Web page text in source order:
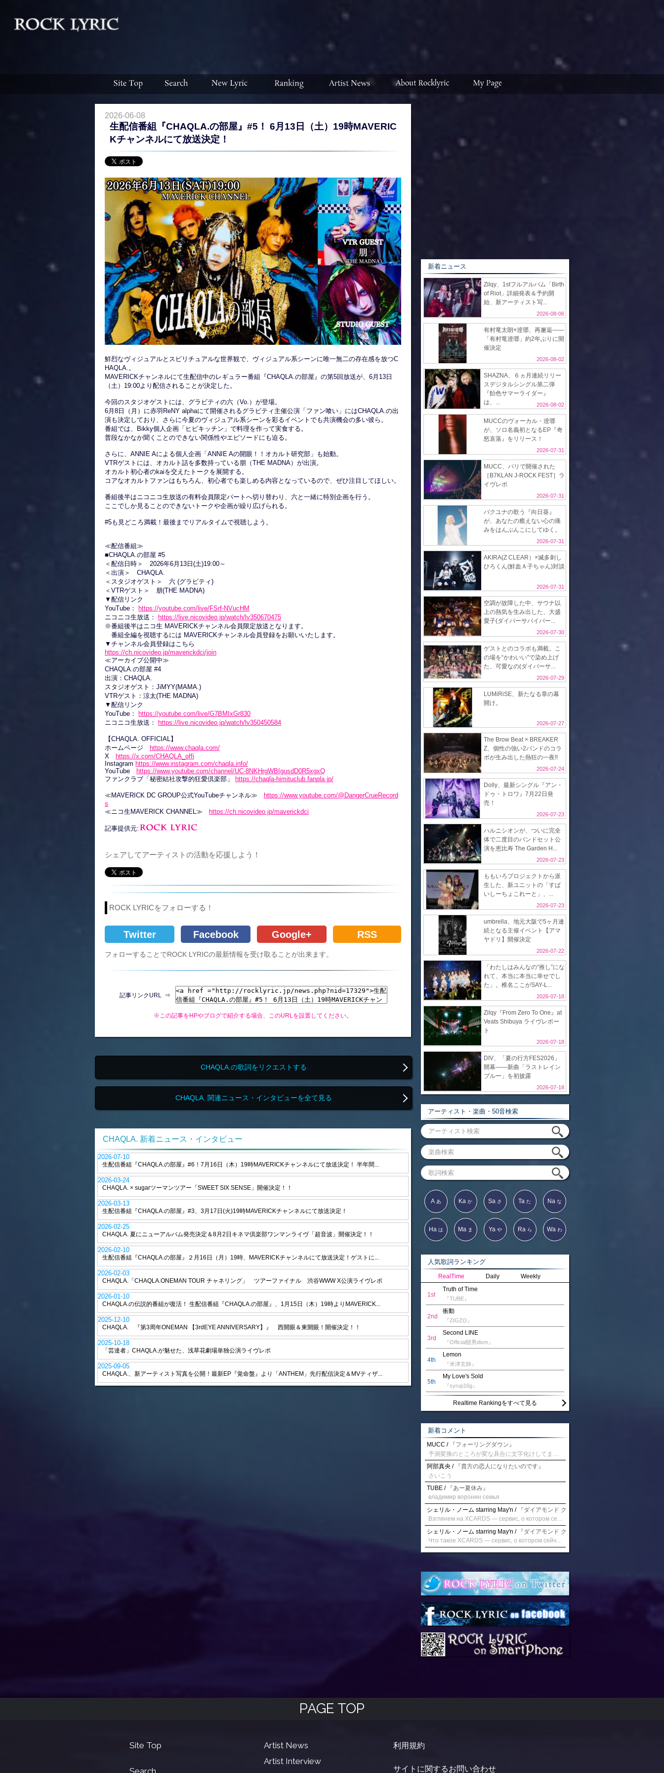
2026-06-08
生配信番組『CHAQLA.の部屋』#5！ 6月13日（土）19時MAVERIC
Kチャンネルにて放送決定！
鮮烈なヴィジュアルとスピリチュアルな世界観で、ヴィジュアル系シーンに唯一無二の存在感を放つC
HAQLA.。
MAVERICKチャンネルにて生配信中のレギュラー番組『CHAQLA.の部屋』の第5回放送が、6月13日
（土）19:00より配信されることが決定した。
今回のスタジオゲストには、グラビティの六（Vo.）が登場。
6月8日（月）に赤羽ReNY alphaにて開催されるグラビティ主催公演「ファン喰い」にはCHAQLA.の出
演も決定しており、さらに今夏のヴィジュアル系シーンを彩るイベントでも共演機会の多い彼ら。
番組では、Bikky個人企画「ヒビキッチン」で料理を作って実食する。
普段なかなか聞くことのできない関係性やエピソードにも迫る。
さらに、ANNIE Aによる個人企画「ANNIE Aの開眼！！オカルト研究部」も始動。
VTRゲストには、オカルト話を多数持っている朋（THE MADNA）が出演。
オカルト初心者のkaiを交えたトークを展開する。
コアなオカルトファンはもちろん、初心者でも楽しめる内容となっているので、ぜひ注目してほしい。
番組後半はニコニコ生放送の有料会員限定パートへ切り替わり、六と一緒に特別企画を行う。
ここでしか見ることのできないトークや企画が繰り広げられる。
#5も見どころ満載！最後までリアルタイムで視聴しよう。
≪配信番組≫
■CHAQLA.の部屋 #5
＜配信日時＞ 2026年6月13日(土)19:00～
＜出演＞ CHAQLA.
＜スタジオゲスト＞ 六 (グラビティ)
＜VTRゲスト＞ 朋(THE MADNA)
▼配信リンク
YouTube：
https://youtube.com/live/FSrf-NVucHM
ニコニコ生放送：
https://live.nicovideo.jp/watch/lv350670475
※番組後半はニコ生 MAVERICKチャンネル会員限定放送となります。
番組全編を視聴するには MAVERICKチャンネル会員登録をお願いいたします。
▼チャンネル会員登録はこちら
https://ch.nicovideo.jp/maverickdci/join
≪アーカイブ公開中≫
CHAQLA.の部屋 #4
出演：CHAQLA.
スタジオゲスト：JiMYY(MAMA.)
VTRゲスト：涼太(THE MADNA)
▼配信リンク
YouTube：
https://youtube.com/live/G7BMIxGr830
ニコニコ生放送：
https://live.nicovideo.jp/watch/lv350450584
【CHAQLA. OFFICIAL】
ホームページ
https://www.chaqla.com/
X
https://x.com/CHAQLA_offi
Instagram https://www.instagram.com/chaqla.info/
YouTube
https://www.youtube.com/channel/UC-8NKHrgWBIgusdD0R5xgxQ
ファンクラブ「秘密結社攻撃的狂愛倶楽部」
https://chaqla-himituclub.fanpla.jp/
≪MAVERICK DC GROUP公式YouTubeチャンネル≫
https://www.youtube.com/@DangerCrueRecord
s
≪ニコ生MAVERICK CHANNEL≫
https://ch.nicovideo.jp/maverickdci
記事提供元:
シェアしてアーティストの活動を応援しよう！
ROCK LYRICをフォローする！
Twitter Facebook Google+ RSS
フォローすることでROCK LYRICの最新情報を受け取ることが出来ます。
記事リンクURL ⇒
※この記事をHPやブログで紹介する場合、このURLを設置してください。
CHAQLA.の歌詞をリクエストする
CHAQLA. 関連ニュース・インタビューを全て見る
CHAQLA. 新着ニュース・インタビュー
2026-07-10
生配信番組『CHAQLA.の部屋』#6！7月16日（木）19時MAVERICKチャンネルにて放送決定！ 半年間...
2026-03-24
CHAQLA. × sugarツーマンツアー「SWEET SIX SENSE」開催決定！！
2026-03-13
生配信番組『CHAQLA.の部屋』#3、3月17日(火)19時MAVERICKチャンネルにて放送決定！
2026-02-25
CHAQLA. 夏にニューアルバム発売決定＆8月2日キネマ倶楽部ワンマンライヴ「超音波」開催決定！！
2026-02-10
生配信番組『CHAQLA.の部屋』２月16日（月）19時、MAVERICKチャンネルにて放送決定！ゲストに...
2026-02-03
CHAQLA.「CHAQLA.ONEMAN TOUR チャネリング」 ツアーファイナル 渋谷WWW X公演ライヴレポ
2026-01-10
CHAQLA.の伝説的番組が復活！ 生配信番組『CHAQLA.の部屋』、1月15日（木）19時よりMAVERICK...
2025-12-10
CHAQLA. 『第3周年ONEMAN 【3rdEYE ANNIVERSARY】』 西開眼＆東開眼！開催決定！！
2025-10-18
「芸達者」CHAQLA.が魅せた、浅草花劇場単独公演ライヴレポ
2025-09-05
CHAQLA.、新アーティスト写真を公開！最新EP『覚命盤』より「ANTHEM」先行配信決定＆MVティザ...
新着ニュース
Zilqy、1stフルアルバム「Birth
of Riot」詳細発表＆予約開
始、新アーティスト写...
2026-08-06
有村竜太朗×逹瑯、再邂逅――
「有村竜逹瑯」約2年ぶりに開
催決定
2026-08-02
SHAZNA、６ヵ月連続リリー
スデジタルシングル第二弾
『飴色サマーライダー』
は、...
2026-08-02
MUCCのヴォーカル・逹瑯
が、ソロ名義初となるEP『奇
怒哀落』をリリース！
2026-07-31
MUCC、パリで開催された
［B7KLAN J-ROCK FEST］ラ
イヴレポ
2026-07-31
パクユナの歌う『向日葵』
が、あなたの癒えない心の痛
みをはんぶんこにしてゆく。
2026-07-31
AKIRA(Z CLEAR）×滅多刺し
ひろくん(鮮血Ａ子ちゃん)対談
2026-07-31
空調が故障した中、サウナ以
上の熱気を生み出した、大盛
愛子(ダイバーサバイバー...
2026-07-30
ゲストとのコラボも満載。こ
の場を“かわいい”で染め上げ
た、可愛なの(ダイバーサ...
2026-07-29
LUMiRiSE、新たなる章の幕
開け。
2026-07-27
The Brow Beat × BREAKER
Z、個性の強い2バンドのコラ
ボが生み出した熱狂の一夜!!
2026-07-24
Dolly、最新シングル『アン・
ドゥ・トロワ』7月22日発
売！
2026-07-23
ハルニシオンが、ついに完全
体で二度目のバンドセット公
演を恵比寿 The Garden H...
2026-07-23
ももいろプロジェクトから派
生した、新ユニットの「すぱ
いしーちょこれーと」、...
2026-07-23
umbrella、地元大阪で5ヶ月連
続となる主催イベント【アマ
ヤドリ】開催決定
2026-07-22
「わたしはみんなの“推し”にな
れて、本当に本当に幸せでし
た」。椎名ここがSAY-L...
2026-07-18
Zilqy『From Zero To One』at
Veats Shibuya ライヴレポー
ト
2026-07-18
DIV、「夏の行方FES2026」
開幕――新曲「ラストレイン
ブルー」を初披露
2026-07-18
アーティスト・楽曲・50音検索
A あ Ka か Sa さ Ta た Na な
Ha は Ma ま Ya や Ra ら Wa わ
人気歌詞ランキング
RealTime Daily Weekly
1st
Truth of Time
『TUBE』
2nd
衝動
『ZIGZO』
3rd
Second LINE
『Official髭男dism』
4th
Lemon
『米津玄師』
5th
My Love's Sold
『syrup16g』
Realtime Rankingをすべて見る
新着コメント
MUCC / 『フォーリングダウン』
阿部真央 / 『貴方の恋人になりたいのです』
さいこう
TUBE / 『あー夏休み』
владимир воронин семья
シェリル・ノーム starring May'n / 『ダイアモンド クレバス/射手座☆午後九時 Don't be
シェリル・ノーム starring May'n / 『ダイアモンド クレバス/射手座☆午後九時 Don't be
Что такое XCARDS — сервис, о котором сейчас говорят. Буквально на днях заметил о интересный бренд XCARDS, он помогает создавать онлайн карты чтобы управлять бюджетами. Ключевые преимущества: Выпуск занимает всего считанные минуты. Платформа даёт возможность оформить множество карт для разных целей. Есть поддержка в любое время суток включая персонального менеджера. Есть контроль без задержек — транзакции, уведомления, аналитика — всё под рукой. Возможные нюансы: Регистрация: европейская юрисдикция — желательно убедиться, что сервис можно использовать без нарушений. Финансовые условия: возможно, есть скрытые комиссии, поэтому лучше внимательно прочитать договор. Отзывы пользователей: по отзывам поддержка работает быстро. Надёжность системы: внедрены базовые меры безопасности, но всё равно советую не хранить большие суммы на карте. Вывод: В целом платформа кажется отличным помощником для маркетологов. Платформа сочетает скорость, удобство и гибкость. Как вы думаете? Пользовались ли вы XCARDS? Поделитесь опытом — будет интересно сравнить. Виртуальные карты для бизнеса
PAGE TOP
Site Top
Search
Artist News
Artist Interview
利用規約
サイトに関するお問い合わせ